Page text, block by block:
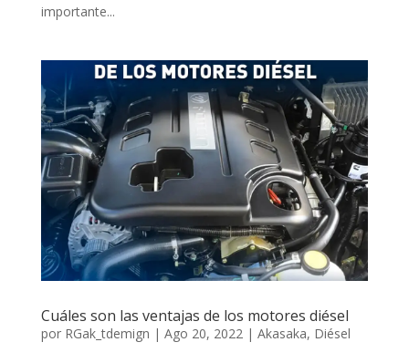
importante...
Cuáles son las ventajas de los motores diésel
por RGak_tdemign | Ago 20, 2022 | Akasaka, Diésel